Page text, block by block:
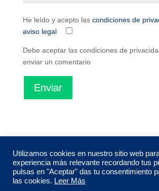
He leído y acepto las condiciones de
aviso legal
Debe aceptar las condiciones de
enviar un comentario
Enviar
© Mercasalamanca
Utilizamos cookies en nuestro sitio web
experiencia más relevante recordando tus
pulsas en "Aceptar" das tu consentimiento
las cookies. Leer Más